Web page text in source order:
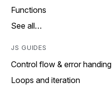
Functions
See all…
JS GUIDES
Control flow & error handing
Loops and iteration